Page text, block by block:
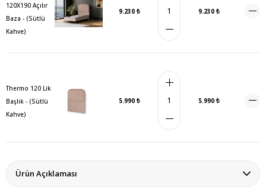
120X190 Açılır
Baza - (Sütlü
Kahve)
9.230 ₺ 9.230 ₺
Thermo 120 Lik
Başlık - (Sütlü
Kahve)
5.990 ₺ 5.990 ₺
Ürün Açıklaması